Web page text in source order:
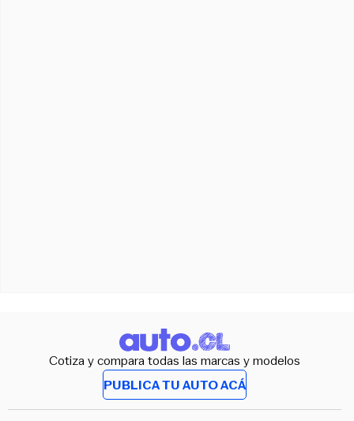
Cotiza y compara todas las marcas y modelos
PUBLICA TU AUTO ACÁ